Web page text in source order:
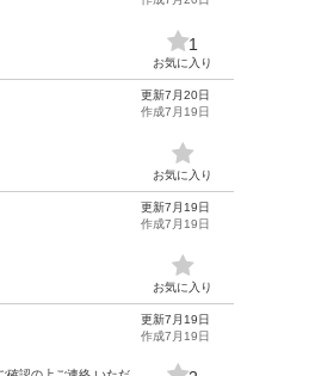
1
お気に入り
更新7月20日
作成7月19日
お気に入り
更新7月19日
作成7月19日
お気に入り
更新7月19日
作成7月19日